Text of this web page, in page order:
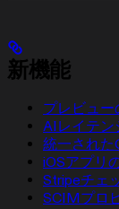
新機能
プレビュ
AIレイテン
統一され
iOSアプリ
Stripeチェ
SCIMプロ